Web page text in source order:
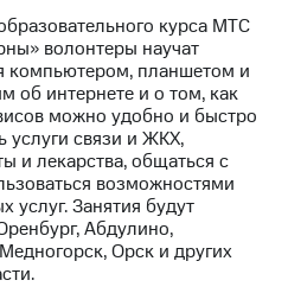
курса МТС
волонтеры научат
компьютером, планшетом и
об интернете и о том, как
можно удобно и быстро
услуги связи и ЖКХ,
и лекарства, общаться с
возможностями
услуг. Занятия будут
Абдулино,
Орск и других